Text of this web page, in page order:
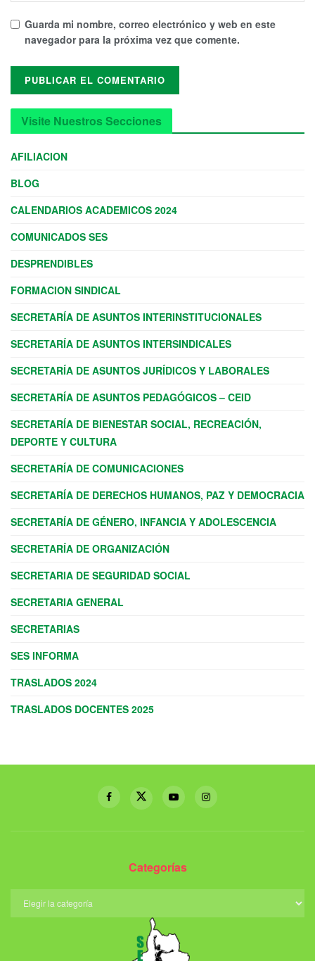
Guarda mi nombre, correo electrónico y web en este
navegador para la próxima vez que comente.
Visite Nuestros Secciones
AFILIACION
BLOG
CALENDARIOS ACADEMICOS 2024
COMUNICADOS SES
DESPRENDIBLES
FORMACION SINDICAL
SECRETARÍA DE ASUNTOS INTERINSTITUCIONALES
SECRETARÍA DE ASUNTOS INTERSINDICALES
SECRETARÍA DE ASUNTOS JURÍDICOS Y LABORALES
SECRETARÍA DE ASUNTOS PEDAGÓGICOS – CEID
SECRETARÍA DE BIENESTAR SOCIAL, RECREACIÓN,
DEPORTE Y CULTURA
SECRETARÍA DE COMUNICACIONES
SECRETARÍA DE DERECHOS HUMANOS, PAZ Y DEMOCRACIA
SECRETARÍA DE GÉNERO, INFANCIA Y ADOLESCENCIA
SECRETARÍA DE ORGANIZACIÓN
SECRETARIA DE SEGURIDAD SOCIAL
SECRETARIA GENERAL
SECRETARIAS
SES INFORMA
TRASLADOS 2024
TRASLADOS DOCENTES 2025
Categorías